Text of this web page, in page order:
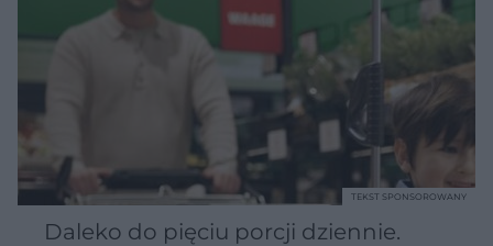
Daleko do pięciu porcji dziennie.
TEKST SPONSOROWANY